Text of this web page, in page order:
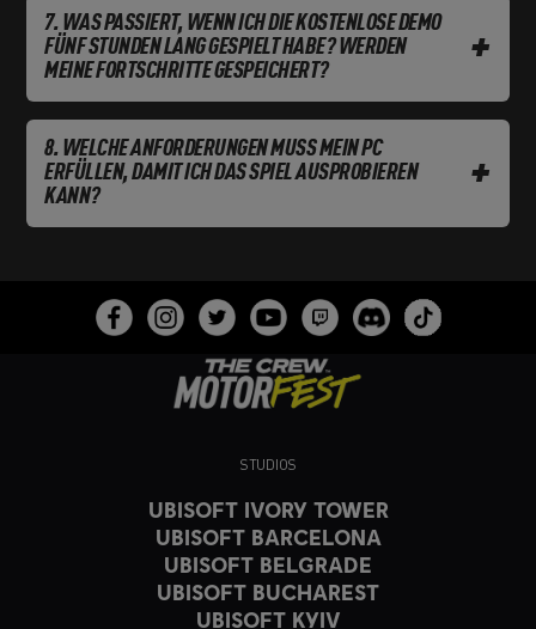
WAS PASSIERT, WENN ICH DIE KOSTENLOSE DEMO
FÜNF STUNDEN LANG GESPIELT HABE? WERDEN
MEINE FORTSCHRITTE GESPEICHERT?
+
WELCHE ANFORDERUNGEN MUSS MEIN PC
ERFÜLLEN, DAMIT ICH DAS SPIEL AUSPROBIEREN
KANN?
+
STUDIOS
UBISOFT IVORY TOWER
UBISOFT BARCELONA
UBISOFT BELGRADE
UBISOFT BUCHAREST
UBISOFT KYIV